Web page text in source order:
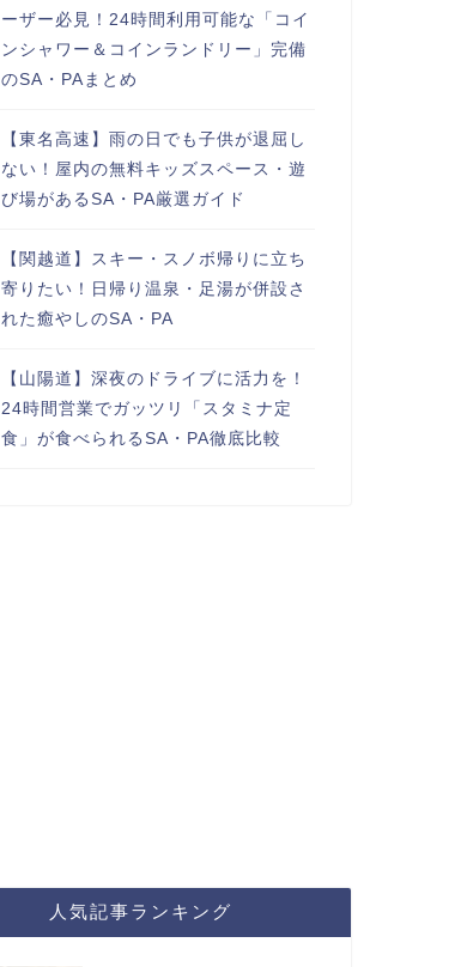
ーザー必見！24時間利用可能な「コイ
ンシャワー＆コインランドリー」完備
のSA・PAまとめ
【東名高速】雨の日でも子供が退屈し
ない！屋内の無料キッズスペース・遊
び場があるSA・PA厳選ガイド
【関越道】スキー・スノボ帰りに立ち
寄りたい！日帰り温泉・足湯が併設さ
れた癒やしのSA・PA
【山陽道】深夜のドライブに活力を！
24時間営業でガッツリ「スタミナ定
食」が食べられるSA・PA徹底比較
人気記事ランキング